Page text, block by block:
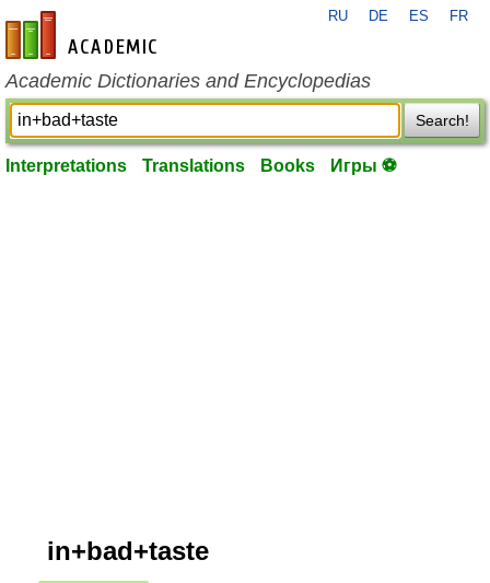
en-academic.com
RU DE ES FR
Academic Dictionaries and Encyclopedias
Search!
Interpretations Translations Books Игры ⚽
in+bad+taste